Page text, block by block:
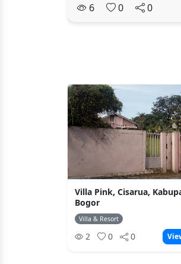
6 0 0
Villa Pink, Cisarua,
Bogor
Villa & Resort
2 0 0